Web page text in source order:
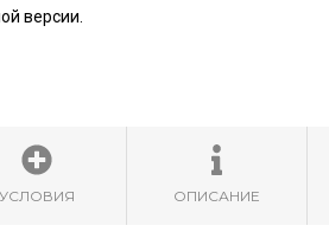
версии.
УСЛОВИЯ ОПИСАНИЕ